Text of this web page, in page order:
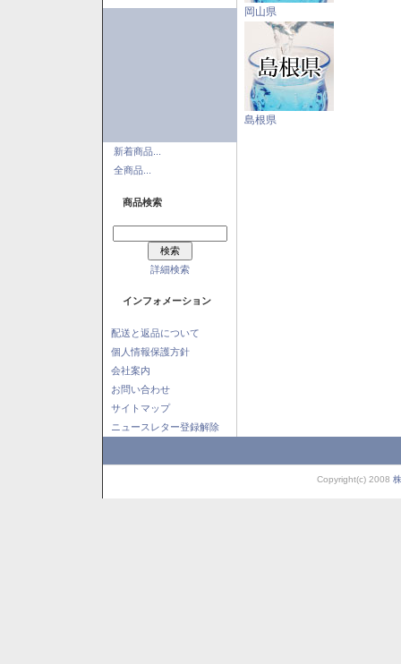
新着商品...
全商品...
商品検索
詳細検索
インフォメーション
配送と返品について
個人情報保護方針
会社案内
お問い合わせ
サイトマップ
ニュースレター登録解除
岡山県
島根県
Copyright(c) 2008